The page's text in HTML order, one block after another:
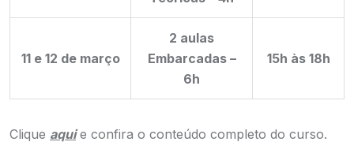
11 e 12 de março
2 aulas
Embarcadas –
6h
15h às 18h
Clique aquie confira o conteúdo completo do curso.